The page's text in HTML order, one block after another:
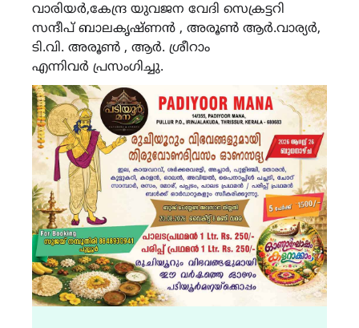
വാരിയർ,കേന്ദ്ര യുവജന വേദി സെക്രട്ടറി
സന്ദീപ് ബാലകൃഷ്ണൻ , അരൂൺ ആർ.വാര്യർ,
ടി.വി. അരൂൺ , ആർ. ശ്രീറാം
എന്നിവർ പ്രസംഗിച്ചു.